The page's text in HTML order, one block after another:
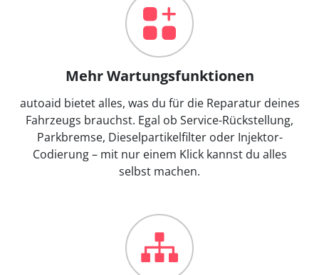
Mehr Wartungsfunktionen
autoaid bietet alles, was du für die Reparatur deines
Fahrzeugs brauchst. Egal ob Service-Rückstellung,
Parkbremse, Dieselpartikelfilter oder Injektor-
Codierung – mit nur einem Klick kannst du alles
selbst machen.